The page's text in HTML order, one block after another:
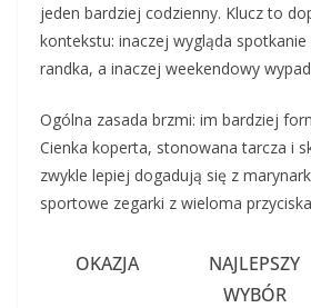
jeden bardziej codzienny. Klucz to
kontekstu: inaczej wygląda
randka, a inaczej weekendowy
Ogólna zasada brzmi: im bardziej
Cienka koperta, stonowana tarcza i
zwykle lepiej dogadują się z
sportowe zegarki z wieloma
OKAZJA
NAJLEPSZY
WYBÓR